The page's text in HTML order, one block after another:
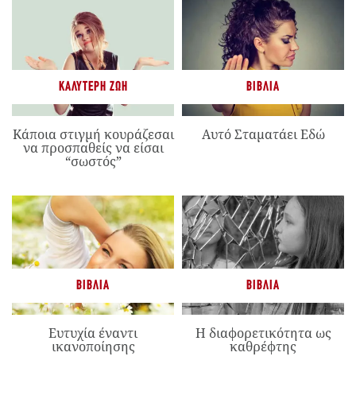
ΚΑΛΎΤΕΡΗ ΖΩΉ
Κάποια στιγμή κουράζεσαι
να προσπαθείς να είσαι
“σωστός”
ΒΙΒΛΊΑ
Αυτό Σταματάει Εδώ
ΒΙΒΛΊΑ
Ευτυχία έναντι
ικανοποίησης
ΒΙΒΛΊΑ
Η διαφορετικότητα ως
καθρέφτης